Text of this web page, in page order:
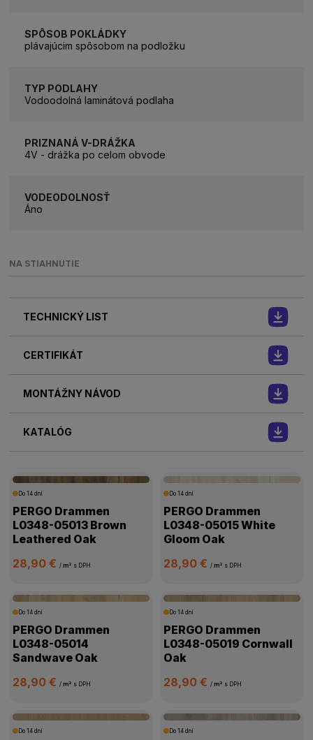
SPÔSOB POKLÁDKY
plávajúcim spôsobom na podložku
TYP PODLAHY
Vodoodolná laminátová podlaha
PRIZNANÁ V-DRÁŽKA
4V - drážka po celom obvode
VODEODOLNOSŤ
Áno
NA STIAHNUTIE
TECHNICKÝ LIST
CERTIFIKÁT
MONTÁŽNY NÁVOD
KATALÓG
Do 14 dní
PERGO Drammen
L0348-05013 Brown
Leathered Oak
28,90 €/ m² s DPH
Do 14 dní
PERGO Drammen
L0348-05015 White
Gloom Oak
28,90 € / m² s DPH
Do 14 dní
PERGO Drammen
L0348-05014
Sandwave Oak
28,90 €/ m² s DPH
Do 14 dní
PERGO Drammen
L0348-05019 Cornwall
Oak
28,90 € / m² s DPH
Do 14 dní Do 14 dní